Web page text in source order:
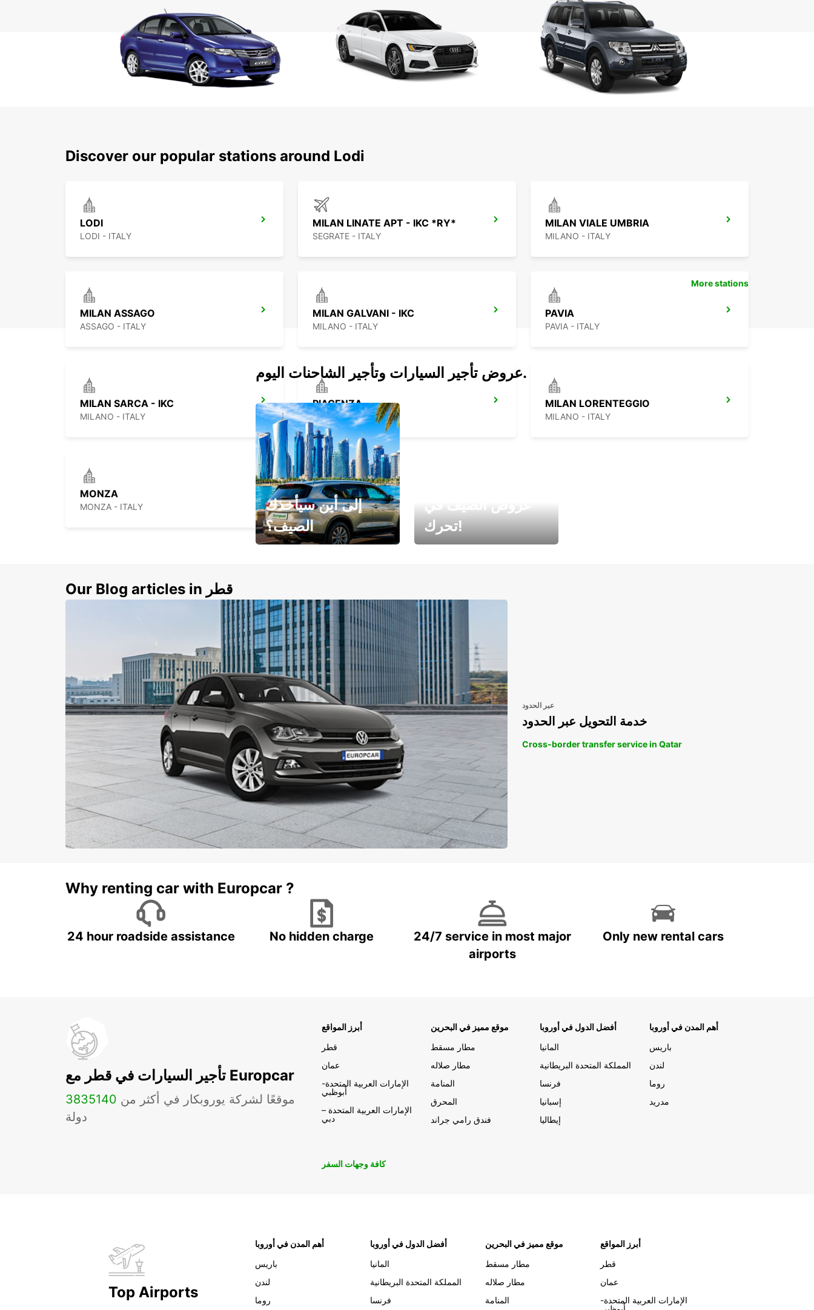
Discover our popular stations around Lodi
LODI
LODI - ITALY
MILAN LINATE APT - IKC *RY*
SEGRATE - ITALY
MILAN VIALE UMBRIA
MILANO - ITALY
MILAN ASSAGO
ASSAGO - ITALY
MILAN GALVANI - IKC
MILANO - ITALY
PAVIA
PAVIA - ITALY
MILAN SARCA - IKC
MILANO - ITALY
PIACENZA
PIACENZA - ITALY
MILAN LORENTEGGIO
MILANO - ITALY
MONZA
MONZA - ITALY
More stations
عروض تأجير السيارات وتأجير الشاحنات اليوم.
إلى أين سيأخذك
الصيف؟
تحرك!
Our Blog articles in قطر
عبر الحدود
خدمة التحويل عبر الحدود
Cross-border transfer service in Qatar
Why renting car with Europcar ?
24 hour roadside assistance No hidden charge
24/7 service in most major
airports
Only new rental cars
تأجير السيارات في قطر مع Europcar
3835 موقعًا لشركة يوروبكار في أكثر من 140
دولة
أبرز المواقع
قطر
عمان
الإمارات العربية المتحدة-
أبوظبي
الإمارات العربية المتحدة –
دبي
موقع مميز في البحرين
مطار مسقط
مطار صلاله
المنامة
المحرق
فندق رامي جراند
أفضل الدول في أوروبا
المانيا
المملكة المتحدة البريطانية
فرنسا
إسبانيا
إيطاليا
أهم المدن في أوروبا
باريس
لندن
روما
مدريد
كافة وجهات السفر
Top Airports
أهم المدن في أوروبا
باريس
لندن
روما
أفضل الدول في أوروبا
المانيا
المملكة المتحدة البريطانية
فرنسا
موقع مميز في البحرين
مطار مسقط
مطار صلاله
المنامة
أبرز المواقع
قطر
عمان
الإمارات العربية المتحدة-